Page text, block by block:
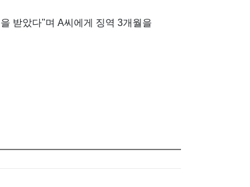
받았다"며 A씨에게 징역 3개월을